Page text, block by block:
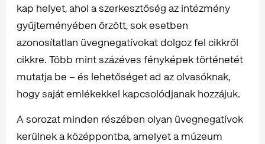
kap helyet, ahol a szerkesztőség az intézmény
gyűjteményében őrzött, sok esetben
azonosítatlan üvegnegatívokat dolgoz fel cikkről
cikkre. Több mint százéves fényképek történetét
mutatja be – és lehetőséget ad az olvasóknak,
hogy saját emlékekkel kapcsolódjanak hozzájuk.
A sorozat minden részében olyan üvegnegatívok
kerülnek a középpontba, amelyet a múzeum